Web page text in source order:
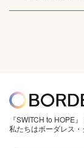
『SWITCH to HOPE
私たちはボーダレス・